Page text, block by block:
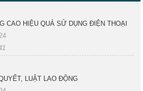
CAO HIỆU QUẢ SỬ DỤNG ĐIỆN THOẠI
LUẬT LAO ĐỘNG